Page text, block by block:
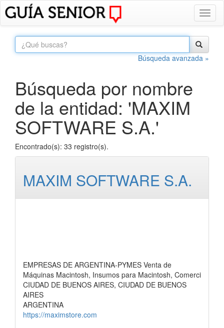
Búsqueda avanzada »
Búsqueda por nombre
de la entidad: 'MAXIM
SOFTWARE S.A.'
Encontrado(s): 33 registro(s).
MAXIM SOFTWARE S.A.
EMPRESAS DE ARGENTINA-PYMES Venta de
Máquinas Macintosh, Insumos para Macintosh, Comerci
CIUDAD DE BUENOS AIRES, CIUDAD DE BUENOS
AIRES
ARGENTINA
https://maximstore.com